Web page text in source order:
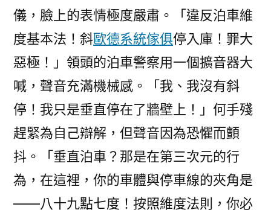
儀，臉上的表情極度嚴肅。「違反泊車維
度基本法！斜歐德系統傢俱停入庫！罪大
惡極！」領頭的泊車警察用一個擴音器大
喊，聲音充滿機械感。「我、我沒有斜
停！我只是垂直停在了牆壁上！」何手殘
趕緊為自己辯解，但聲音因為恐懼而顫
抖。「垂直泊車？那是在第三次元的行
為，在這裡，你的車體與停車線的夾角是
——八十九點七度！按照維度法則，你必